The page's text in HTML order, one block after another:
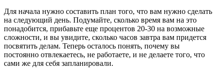
Для начала нужно составить план того, что вам нужно сделать
на следующий день. Подумайте, сколько время вам на это
понадобится, прибавьте еще процентов 20-30 на возможные
сложности, и вы увидите, сколько часов завтра вам придется
посвятить делам. Теперь осталось понять, почему вы
постоянно отвлекаетесь, не работаете, и не делаете того, что
сами же для себя запланировали.